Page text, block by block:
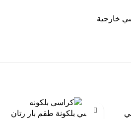
خارجية
كراسي بلكونة طقم بار رتان